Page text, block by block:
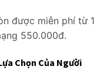
được miễn phí từ 1
550.000đ.
Chọn Của Người